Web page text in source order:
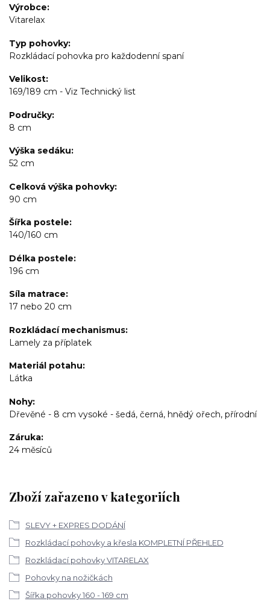
Výrobce
Vitarelax
Typ pohovky
Rozkládací pohovka pro každodenní spaní
Velikost
169/189 cm - Viz Technický list
Područky
8 cm
Výška sedáku
52 cm
Celková výška pohovky
90 cm
Šířka postele
140/160 cm
Délka postele
196 cm
Síla matrace
17 nebo 20 cm
Rozkládací mechanismus
Lamely za příplatek
Materiál potahu
Látka
Nohy
Dřevěné - 8 cm vysoké - šedá, černá, hnědý ořech, přírodní
Záruka
24 měsíců
Zboží zařazeno v kategoriích
SLEVY + EXPRES DODÁNÍ
Rozkládací pohovky a křesla KOMPLETNÍ PŘEHLED
Rozkládací pohovky VITARELAX
Pohovky na nožičkách
Šířka pohovky 160 - 169 cm